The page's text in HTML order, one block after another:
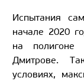
Испытания
начале 2020
на
Дмитрове.
условиях,